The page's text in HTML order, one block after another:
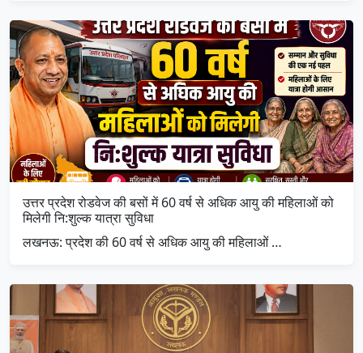
उत्तर प्रदेश रोडवेज की बसों में 60 वर्ष से अधिक आयु की महिलाओं को
मिलेगी नि:शुल्क यात्रा सुविधा
लखनऊ: प्रदेश की 60 वर्ष से अधिक आयु की महिलाओं …